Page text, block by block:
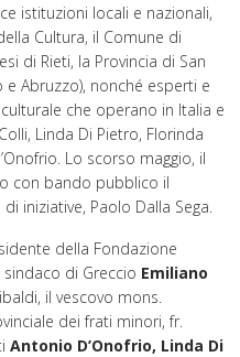
istituzioni locali e nazionali,
Cultura, il Comune di
di Rieti, la Provincia di San
Abruzzo), nonché esperti e
che operano in Italia e
Linda Di Pietro, Florinda
Lo scorso maggio, il
con bando pubblico il
iniziative, Paolo Dalla Sega.
della Fondazione
di Greccio Emiliano
il vescovo mons.
dei frati minori, fr.
Antonio D’Onofrio, Linda Di